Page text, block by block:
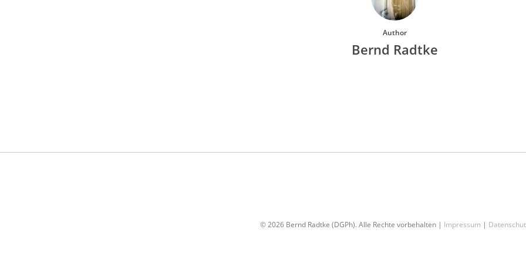
Author
Bernd Radtke
© 2026 Bernd Radtke (DGPh). Alle Rechte vorbehalten | Impressum |